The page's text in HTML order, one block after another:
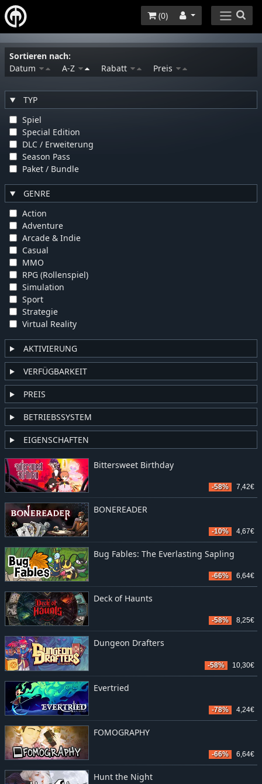
(0)
Sortieren nach:
Datum
A-Z Rabatt Preis
Bittersweet Birthday
-58% 7,42€
BONEREADER
-10% 4,67€
Bug Fables: The Everlasting Sapling
-66% 6,64€
Deck of Haunts
-58% 8,25€
Dungeon Drafters
-58% 10,30€
Evertried
-78% 4,24€
FOMOGRAPHY
-66% 6,64€
Hunt the Night
TYP
Spiel
Special Edition
DLC / Erweiterung
Season Pass
Paket / Bundle
GENRE
Action
Adventure
Arcade & Indie
Casual
MMO
RPG (Rollenspiel)
Simulation
Sport
Strategie
Virtual Reality
AKTIVIERUNG
VERFÜGBARKEIT
PREIS
BETRIEBSSYSTEM
EIGENSCHAFTEN